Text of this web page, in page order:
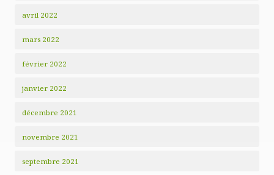
avril 2022
mars 2022
février 2022
janvier 2022
décembre 2021
novembre 2021
septembre 2021